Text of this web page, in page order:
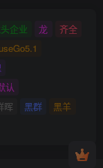
企业 龙
齐全
认
晖 黑群
黑羊